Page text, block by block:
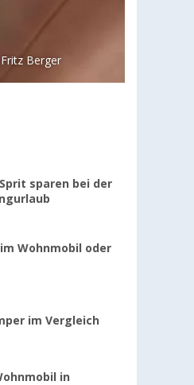
Berger
sparen bei der
Wohnmobil oder
im Vergleich
in